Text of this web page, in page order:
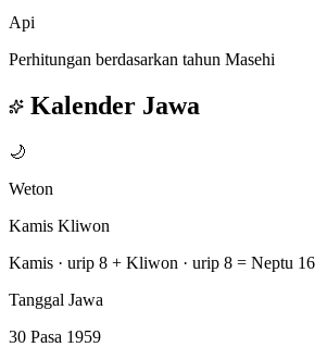
Api
Perhitungan berdasarkan tahun Masehi
Kalender Jawa
🌙
Weton
Kamis Kliwon
Kamis · urip 8 + Kliwon · urip 8 = Neptu 16
Tanggal Jawa
30 Pasa 1959